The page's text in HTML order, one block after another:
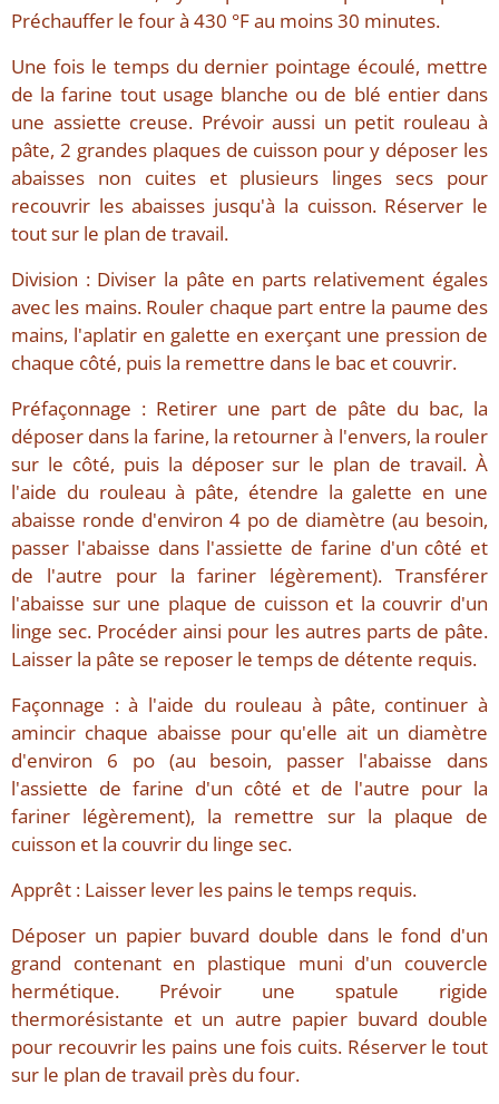
Préchauffer le four à 430 °F au moins 30 minutes.
Une fois le temps du dernier pointage écoulé, mettre
de la farine tout usage blanche ou de blé entier dans
une assiette creuse. Prévoir aussi un petit rouleau à
pâte, 2 grandes plaques de cuisson pour y déposer les
abaisses non cuites et plusieurs linges secs pour
recouvrir les abaisses jusqu'à la cuisson. Réserver le
tout sur le plan de travail.
Division : Diviser la pâte en parts relativement égales
avec les mains. Rouler chaque part entre la paume des
mains, l'aplatir en galette en exerçant une pression de
chaque côté, puis la remettre dans le bac et couvrir.
Préfaçonnage : Retirer une part de pâte du bac, la
déposer dans la farine, la retourner à l'envers, la rouler
sur le côté, puis la déposer sur le plan de travail. À
l'aide du rouleau à pâte, étendre la galette en une
abaisse ronde d'environ 4 po de diamètre (au besoin,
passer l'abaisse dans l'assiette de farine d'un côté et
de l'autre pour la fariner légèrement). Transférer
l'abaisse sur une plaque de cuisson et la couvrir d'un
linge sec. Procéder ainsi pour les autres parts de pâte.
Laisser la pâte se reposer le temps de détente requis.
Façonnage : à l'aide du rouleau à pâte, continuer à
amincir chaque abaisse pour qu'elle ait un diamètre
d'environ 6 po (au besoin, passer l'abaisse dans
l'assiette de farine d'un côté et de l'autre pour la
fariner légèrement), la remettre sur la plaque de
cuisson et la couvrir du linge sec.
Apprêt : Laisser lever les pains le temps requis.
Déposer un papier buvard double dans le fond d'un
grand contenant en plastique muni d'un couvercle
hermétique. Prévoir une spatule rigide
thermorésistante et un autre papier buvard double
pour recouvrir les pains une fois cuits. Réserver le tout
sur le plan de travail près du four.